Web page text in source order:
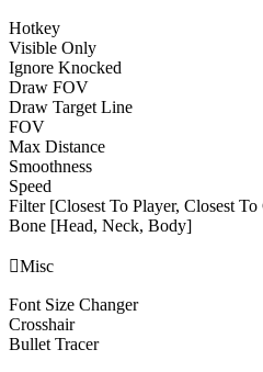
Hotkey
Visible Only
Ignore Knocked
Draw FOV
Draw Target Line
FOV
Max Distance
Smoothness
Speed
Filter [Closest To Player, Closest To
Bone [Head, Neck, Body]
Misc
Font Size Changer
Crosshair
Bullet Tracer